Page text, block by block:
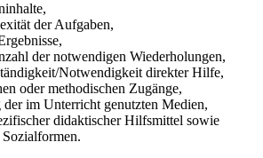
der Aufgaben,
der notwendigen Wiederholungen,
Notwendigkeit direkter Hilfe,
oder methodischen Zugänge,
im Unterricht genutzten Medien,
didaktischer Hilfsmittel sowie